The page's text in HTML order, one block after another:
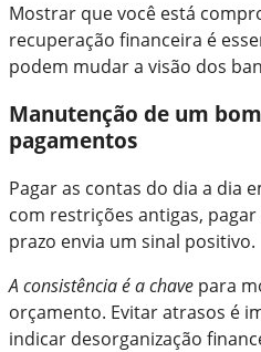
Mostrar que você está
recuperação financeira é
podem mudar a visão dos
Manutenção de um
pagamentos
Pagar as contas do dia a dia
com restrições antigas,
prazo envia um sinal positivo.
A consistência é a chave para
orçamento. Evitar atrasos é
indicar desorganização